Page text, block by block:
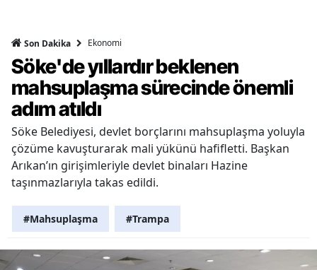
Son Dakika Ekonomi
Söke'de yıllardır beklenen
mahsuplaşma sürecinde önemli
adım atıldı
Söke Belediyesi, devlet borçlarını mahsuplaşma yoluyla
çözüme kavuşturarak mali yükünü hafifletti. Başkan
Arıkan’ın girişimleriyle devlet binaları Hazine
taşınmazlarıyla takas edildi.
#Mahsuplaşma #Trampa